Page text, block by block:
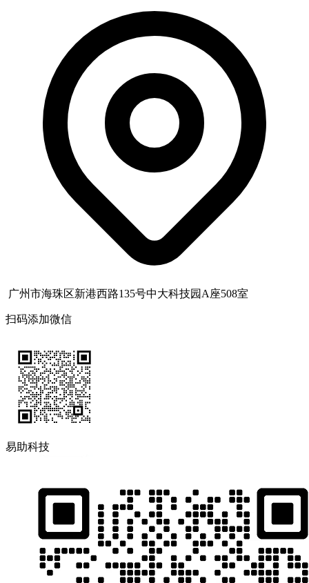
广州市海珠区新港西路135号中大科技园A座508室
扫码添加微信
易助科技